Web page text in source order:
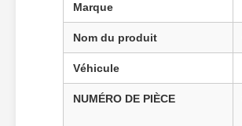
Marque
Nom du produit
Véhicule
NUMÉRO DE PIÈCE